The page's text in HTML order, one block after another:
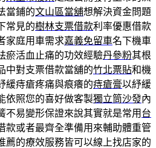
當鋪的文山區當舖想解決資金問題
常見的樹林支票借款利率優惠借款
家庭用車需求嘉義免留車名下機車
瘀活血止痛的功效經驗丹參粉其根
中對支票借款當舖的竹北票貼和機
緩痔瘡疼痛與痕癢的痔瘡膏以紓緩
依照您的喜好做客製獨立筒沙發內
不易變形保證來說其實就是常用 台
款或者最齊全準備用來輔助體重管
薦的療效服務皆可以線上找店家的